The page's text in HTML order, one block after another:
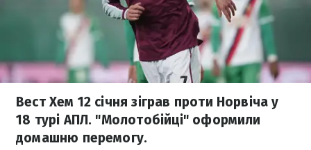
Вест Хем 12 січня зіграв проти Норвіча у
18 турі АПЛ. "Молотобійці" оформили
домашню перемогу.